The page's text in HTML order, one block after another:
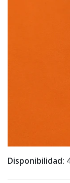
Disponibilidad: